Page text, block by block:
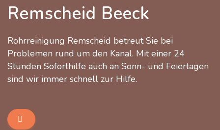
Remscheid Beeck
Rohrreinigung Remscheid betreut Sie bei
Problemen rund um den Kanal. Mit einer 24
Stunden Soforthilfe auch an Sonn- und Feiertagen
sind wir immer schnell zur Hilfe.